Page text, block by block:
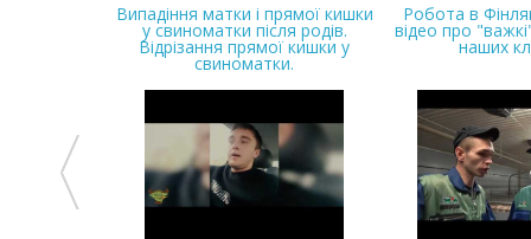
Випадіння матки і прямої кишки
у свиноматки після родів.
Відрізання прямої кишки у
свиноматки.
Робота в
відео про
наших